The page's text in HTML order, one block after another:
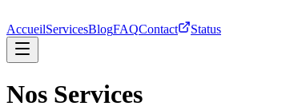
AccueilServicesBlogFAQContact Status
Nos Services